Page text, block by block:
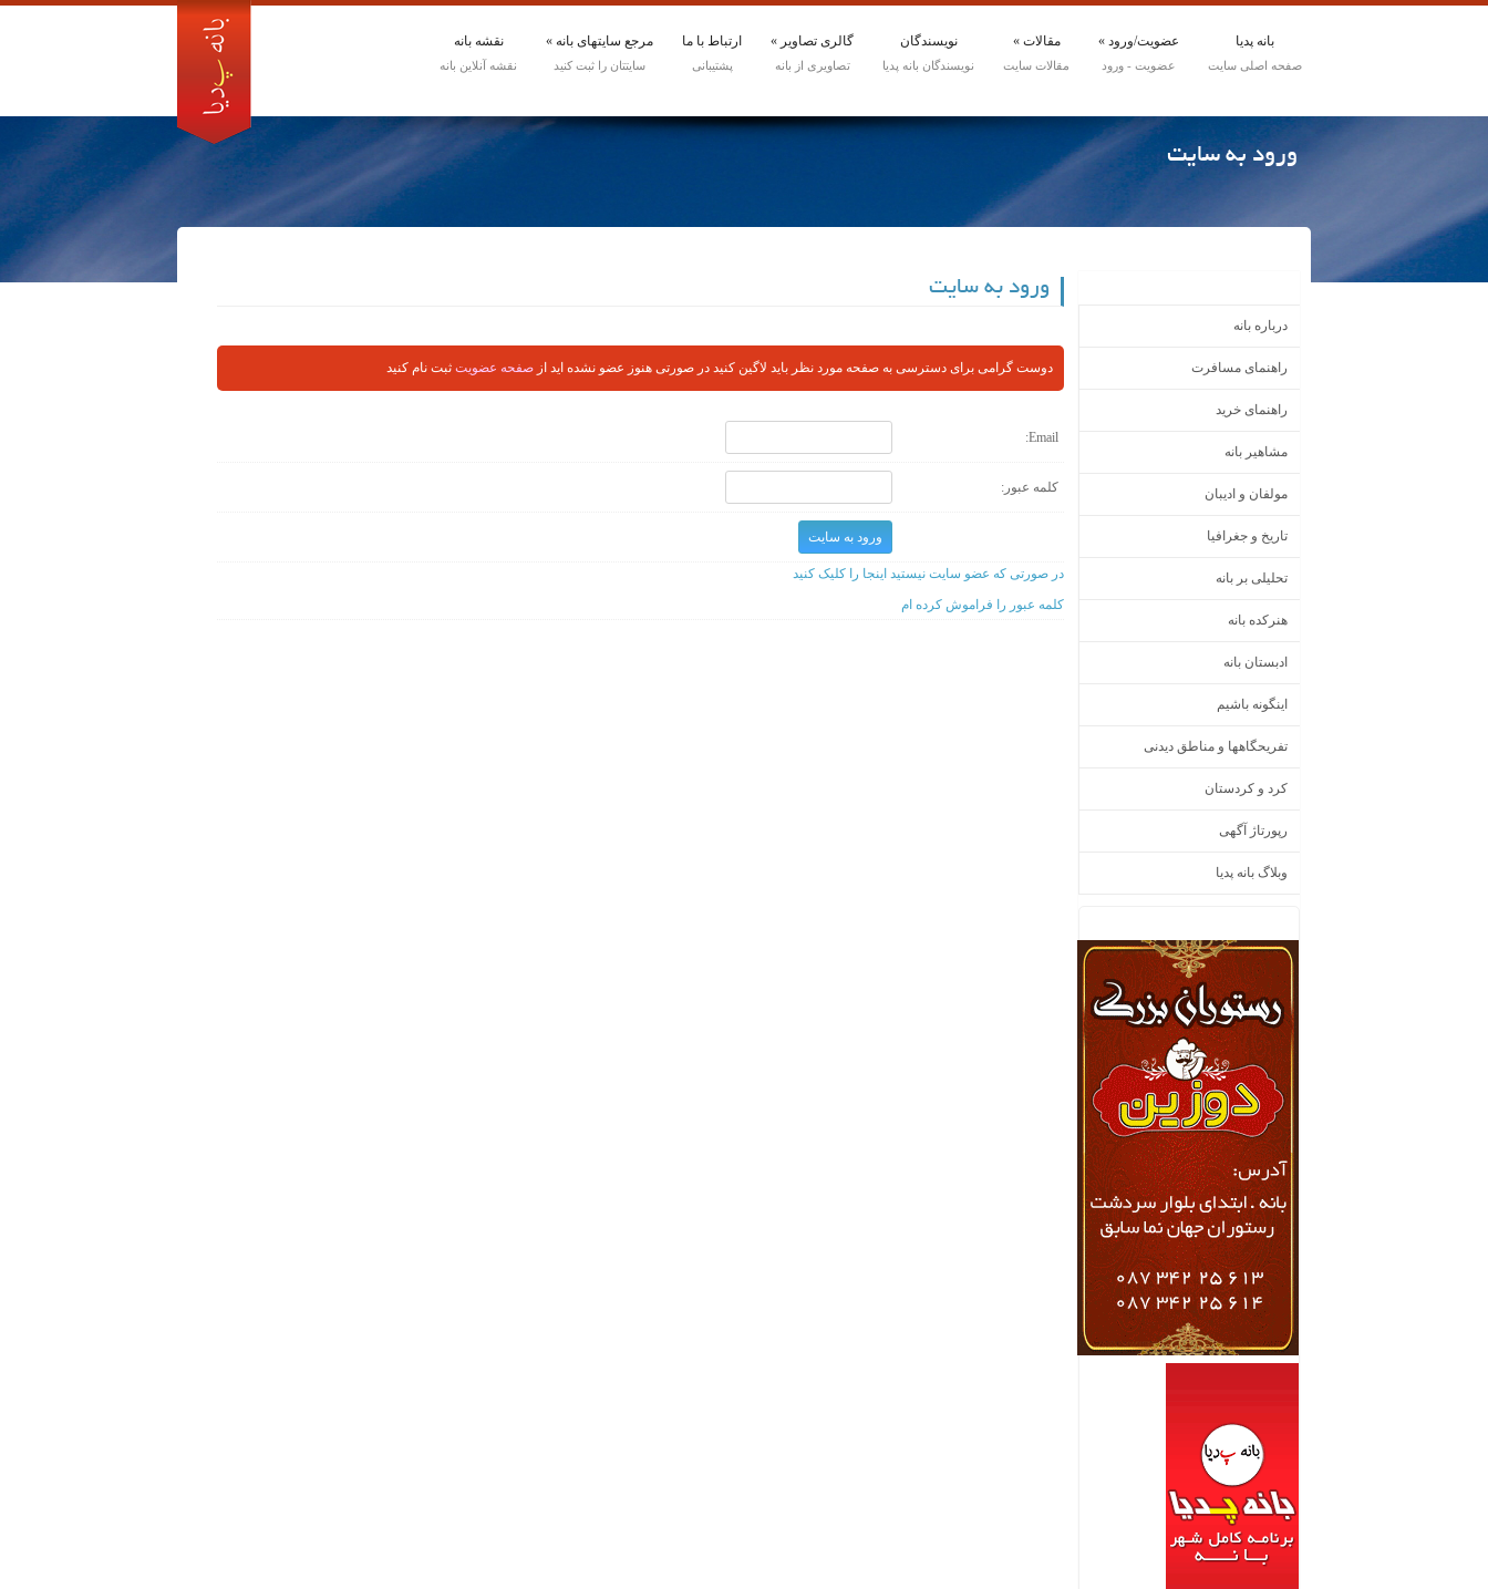
بانه پدیا عضویت/ورود » مقالات » نویسندگان گالری تصاویر » ارتباط با ما مرجع سایتهای بانه » نقشه بانه
ورود به سایت
درباره بانه
راهنمای مسافرت
راهنمای خرید
مشاهیر بانه
مولفان و ادیبان
تاریخ و جغرافیا
تحلیلی بر بانه
هنرکده بانه
ادبستان بانه
اینگونه باشیم
تفریحگاهها و مناطق دیدنی
کرد و کردستان
رپورتاژ آگهی
وبلاگ بانه پدیا
ورود به سایت
دوست گرامی برای دسترسی به صفحه مورد نظر باید لاگین کنید در صورتی هنوز عضو نشده اید ازصفحه عضویت ثبت نام کنید
Email:
کلمه عبور:
در صورتی که عضو سایت نیستید اینجا را کلیک کنید
کلمه عبور را فراموش کرده ام